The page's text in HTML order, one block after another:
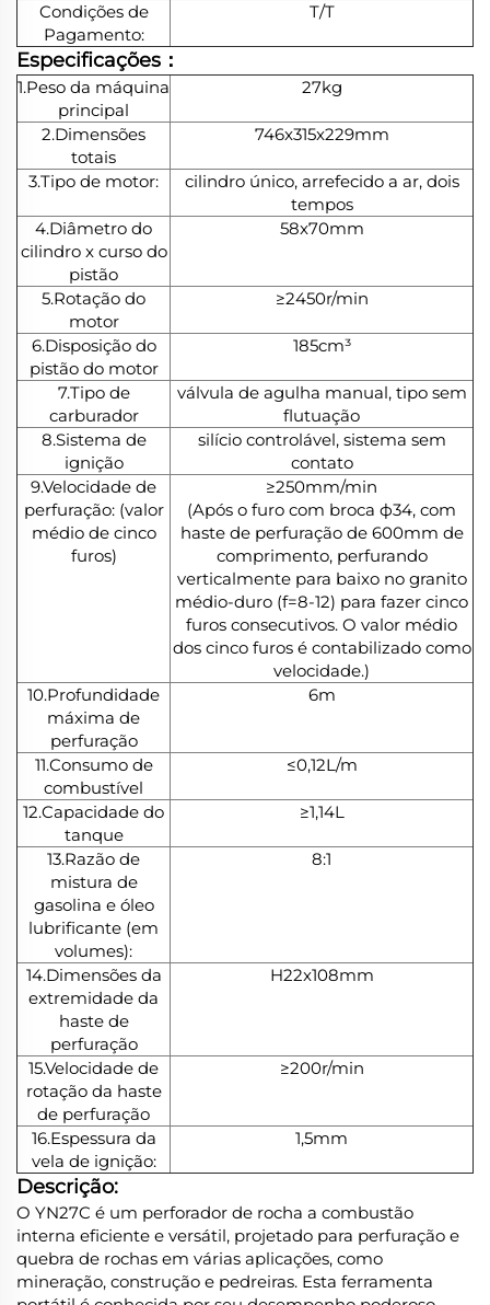
Condições de
Pagamento:
T/T
Especificações：
1.Peso da máquina
principal
27kg
2.Dimensões
totais
746x315x229mm
3.Tipo de motor:
cilindro único, arrefecido a ar, dois
tempos
4.Diâmetro do
cilindro x curso do
pistão
58x70mm
5.Rotação do
motor
≥2450r/min
6.Disposição do
pistão do motor
185cm³
7.Tipo de
carburador
válvula de agulha manual, tipo sem
flutuação
8.Sistema de
ignição
silício controlável, sistema sem
contato
9.Velocidade de
perfuração: (valor
médio de cinco
furos)
≥250mm/min
(Após o furo com broca ф34, com
haste de perfuração de 600mm de
comprimento, perfurando
verticalmente para baixo no granito
médio-duro (f=8-12) para fazer cinco
furos consecutivos. O valor médio
dos cinco furos é contabilizado como
velocidade.)
10.Profundidade
máxima de
perfuração
6m
11.Consumo de
combustível
≤0,12L/m
12.Capacidade do
tanque
≥1,14L
13.Razão de
mistura de
gasolina e óleo
lubrificante (em
volumes):
8:1
14.Dimensões da
extremidade da
haste de
perfuração
H22x108mm
15.Velocidade de
rotação da haste
de perfuração
≥200r/min
16.Espessura da
vela de ignição:
1,5mm
Descrição:
O YN27C é um perforador de rocha a combustão
interna eficiente e versátil, projetado para perfuração e
quebra de rochas em várias aplicações, como
mineração, construção e pedreiras. Esta ferramenta